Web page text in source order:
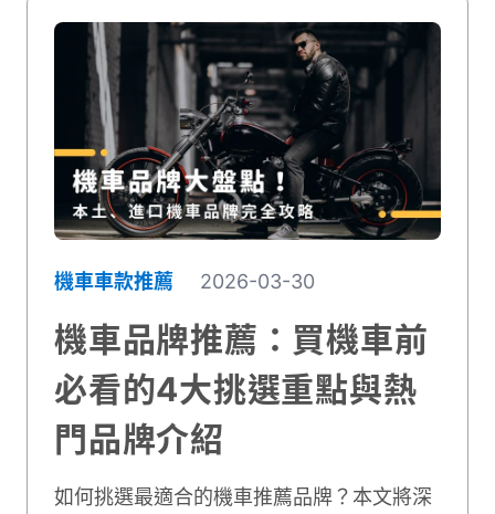
會告訴你目前市場上最熱門的水冷機車車
款，讓你在選車前有個清楚的參考依據。
機車車款推薦 2026-03-30
機車品牌推薦：買機車前
必看的4大挑選重點與熱
門品牌介紹
如何挑選最適合的機車推薦品牌？本文將深